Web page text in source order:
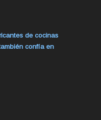
de cocinas
confía en